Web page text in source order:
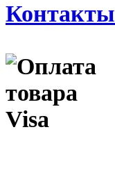
Контакты